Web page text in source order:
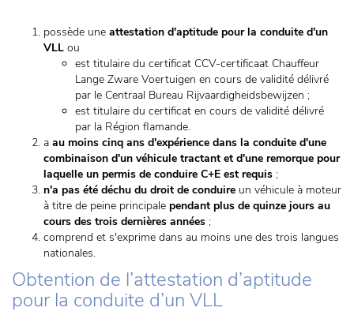
possède une attestation d'aptitude pour la conduite d'un
VLL ou
est titulaire du certificat CCV-certificaat Chauffeur
Lange Zware Voertuigen en cours de validité délivré
par le Centraal Bureau Rijvaardigheidsbewijzen ;
est titulaire du certificat en cours de validité délivré
par la Région flamande.
a au moins cinq ans d'expérience dans la conduite d'une
combinaison d'un véhicule tractant et d'une remorque pour
laquelle un permis de conduire C+E est requis ;
n'a pas été déchu du droit de conduire un véhicule à moteur
à titre de peine principale pendant plus de quinze jours au
cours des trois dernières années ;
comprend et s'exprime dans au moins une des trois langues
nationales.
Obtention de l’attestation d’aptitude
pour la conduite d’un VLL